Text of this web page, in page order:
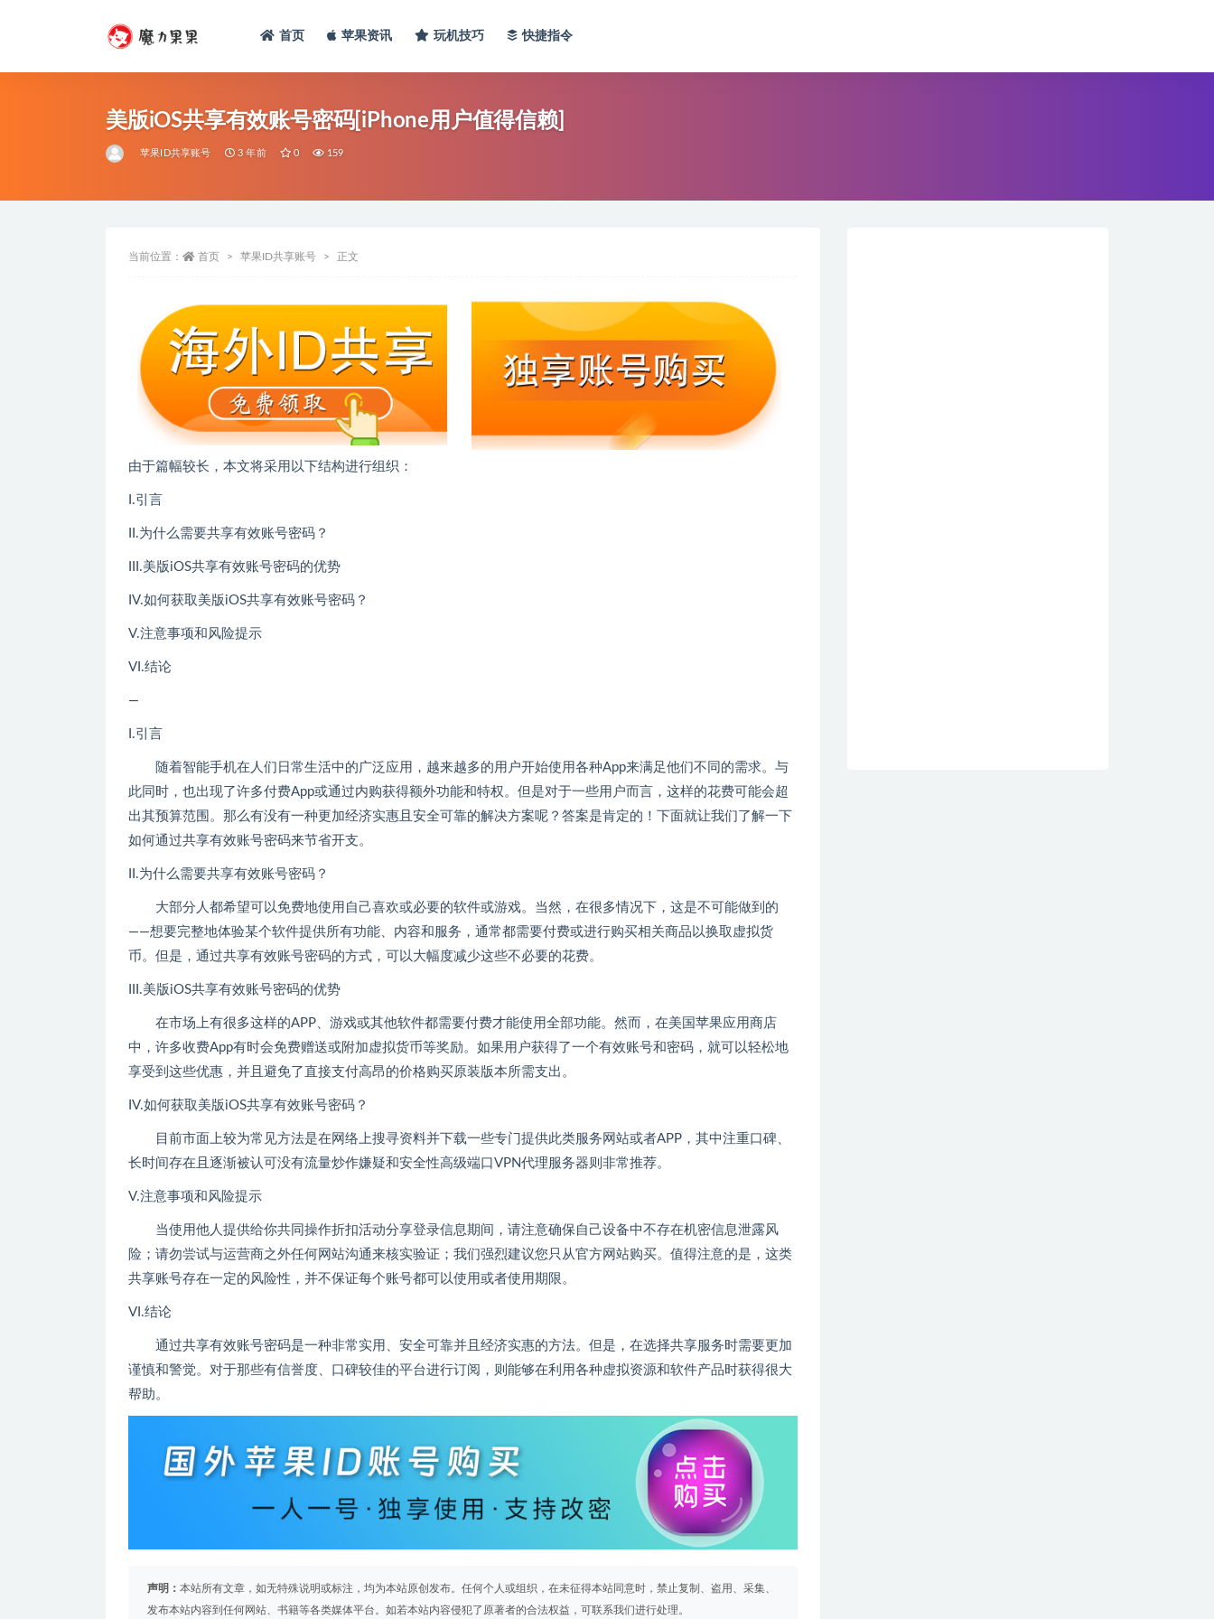
首页 苹果资讯 玩机技巧 快捷指令
美版iOS共享有效账号密码[iPhone用户值得信赖]
苹果ID共享账号 3 年前 0 159
当前位置： 首页 苹果ID共享账号 正文
由于篇幅较长，本文将采用以下结构进行组织：
I.引言
II.为什么需要共享有效账号密码？
III.美版iOS共享有效账号密码的优势
IV.如何获取美版iOS共享有效账号密码？
V.注意事项和风险提示
VI.结论
—
I.引言
随着智能手机在人们日常生活中的广泛应用，越来越多的用户开始使用各种App来满足他们不同的需求。与
此同时，也出现了许多付费App或通过内购获得额外功能和特权。但是对于一些用户而言，这样的花费可能会超
出其预算范围。那么有没有一种更加经济实惠且安全可靠的解决方案呢？答案是肯定的！下面就让我们了解一下
如何通过共享有效账号密码来节省开支。
II.为什么需要共享有效账号密码？
大部分人都希望可以免费地使用自己喜欢或必要的软件或游戏。当然，在很多情况下，这是不可能做到的
——想要完整地体验某个软件提供所有功能、内容和服务，通常都需要付费或进行购买相关商品以换取虚拟货
币。但是，通过共享有效账号密码的方式，可以大幅度减少这些不必要的花费。
III.美版iOS共享有效账号密码的优势
在市场上有很多这样的APP、游戏或其他软件都需要付费才能使用全部功能。然而，在美国苹果应用商店
中，许多收费App有时会免费赠送或附加虚拟货币等奖励。如果用户获得了一个有效账号和密码，就可以轻松地
享受到这些优惠，并且避免了直接支付高昂的价格购买原装版本所需支出。
IV.如何获取美版iOS共享有效账号密码？
目前市面上较为常见方法是在网络上搜寻资料并下载一些专门提供此类服务网站或者APP，其中注重口碑、
长时间存在且逐渐被认可没有流量炒作嫌疑和安全性高级端口VPN代理服务器则非常推荐。
V.注意事项和风险提示
当使用他人提供给你共同操作折扣活动分享登录信息期间，请注意确保自己设备中不存在机密信息泄露风
险；请勿尝试与运营商之外任何网站沟通来核实验证；我们强烈建议您只从官方网站购买。值得注意的是，这类
共享账号存在一定的风险性，并不保证每个账号都可以使用或者使用期限。
VI.结论
通过共享有效账号密码是一种非常实用、安全可靠并且经济实惠的方法。但是，在选择共享服务时需要更加
谨慎和警觉。对于那些有信誉度、口碑较佳的平台进行订阅，则能够在利用各种虚拟资源和软件产品时获得很大
帮助。
声明： 本站所有文章，如无特殊说明或标注，均为本站原创发布。任何个人或组织，在未征得本站同意时，禁止复制、盗用、采集、
发布本站内容到任何网站、书籍等各类媒体平台。如若本站内容侵犯了原著者的合法权益，可联系我们进行处理。